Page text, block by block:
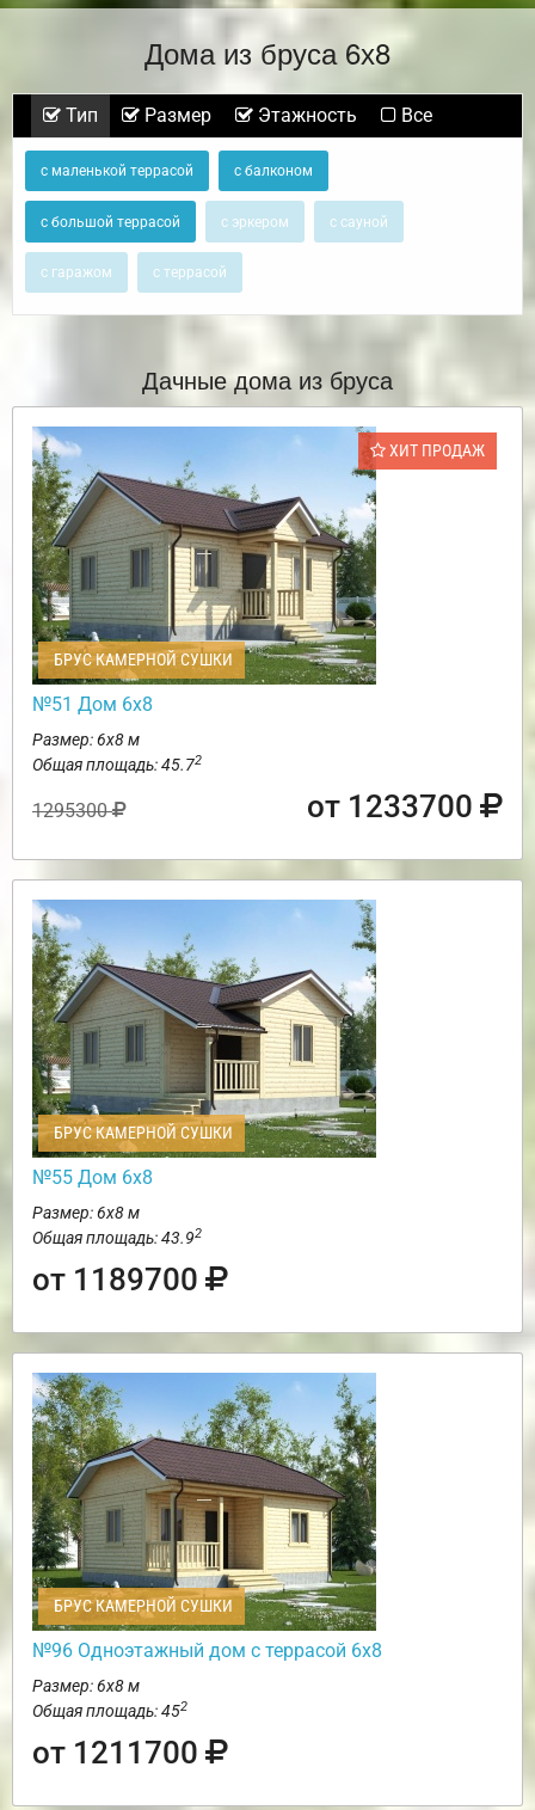
Дома из бруса 6х8
Тип Размер Этажность Все
с маленькой террасой с балконом
с большой террасой с эркером с сауной
с гаражом с террасой
Дачные дома из бруса
ХИТ ПРОДАЖ
БРУС КАМЕРНОЙ СУШКИ
№51 Дом 6х8
Размер: 6х8 м
Общая площадь: 45.72
1295300 от 1233700
БРУС КАМЕРНОЙ СУШКИ
№55 Дом 6х8
Размер: 6х8 м
Общая площадь: 43.92
от 1189700
БРУС КАМЕРНОЙ СУШКИ
№96 Одноэтажный дом с террасой 6х8
Размер: 6х8 м
Общая площадь: 452
от 1211700